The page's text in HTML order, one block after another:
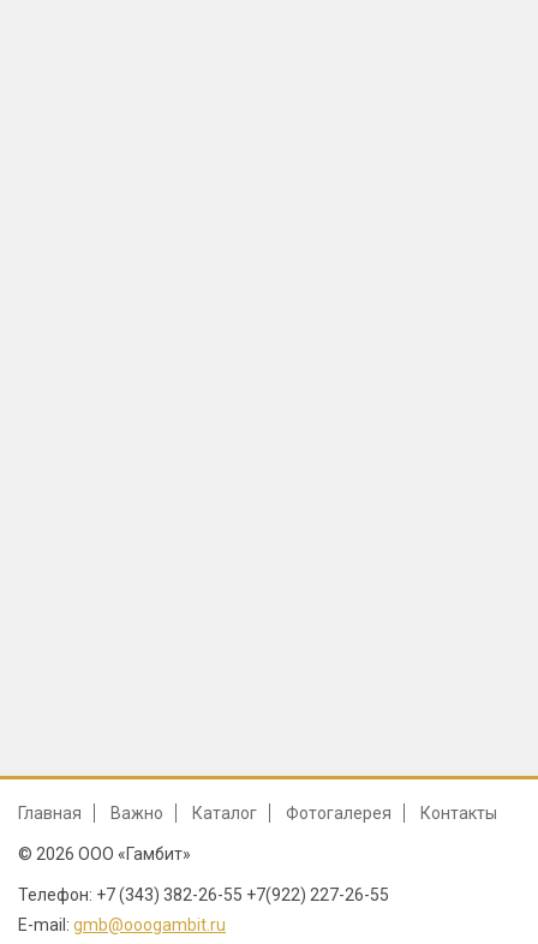
Главная Важно Каталог Фотогалерея Контакты
© 2026 ООО «Гамбит»
Телефон: +7 (343) 382-26-55 +7(922) 227-26-55
E-mail: gmb@ooogambit.ru